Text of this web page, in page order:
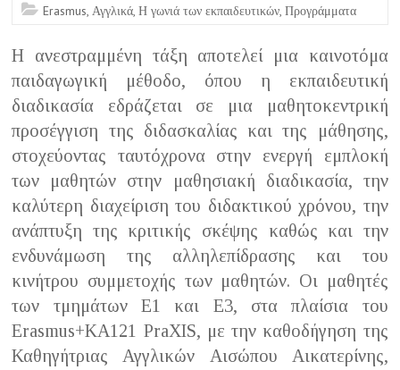
Erasmus,Αγγλικά,Η γωνιά των εκπαιδευτικών,Προγράμματα
Η ανεστραμμένη τάξη αποτελεί μια καινοτόμα
παιδαγωγική μέθοδο, όπου η εκπαιδευτική
διαδικασία εδράζεται σε μια μαθητοκεντρική
προσέγγιση της διδασκαλίας και της μάθησης,
στοχεύοντας ταυτόχρονα στην ενεργή εμπλοκή
των μαθητών στην μαθησιακή διαδικασία, την
καλύτερη διαχείριση του διδακτικού χρόνου, την
ανάπτυξη της κριτικής σκέψης καθώς και την
ενδυνάμωση της αλληλεπίδρασης και του
κινήτρου συμμετοχής των μαθητών. Οι μαθητές
των τμημάτων Ε1 και Ε3, στα πλαίσια του
Erasmus+ΚΑ121 PraXIS, με την καθοδήγηση της
Καθηγήτριας Αγγλικών Αισώπου Αικατερίνης,